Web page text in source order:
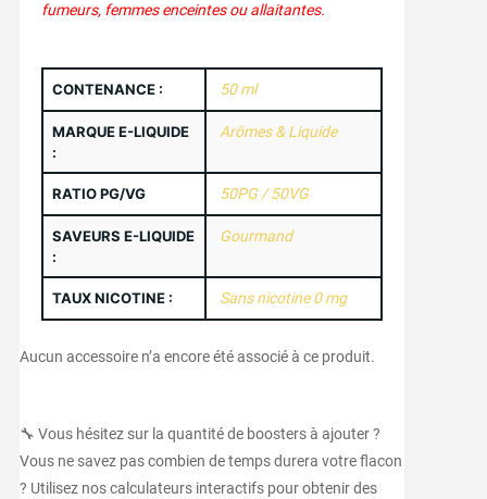
fumeurs, femmes enceintes ou allaitantes.
CONTENANCE : 50 ml
MARQUE E-LIQUIDE
:
Arômes & Liquide
RATIO PG/VG 50PG / 50VG
SAVEURS E-LIQUIDE
:
Gourmand
TAUX NICOTINE : Sans nicotine 0 mg
Aucun accessoire n’a encore été associé à ce produit.
🔧 Vous hésitez sur la quantité de boosters à ajouter ?
Vous ne savez pas combien de temps durera votre flacon
? Utilisez nos calculateurs interactifs pour obtenir des